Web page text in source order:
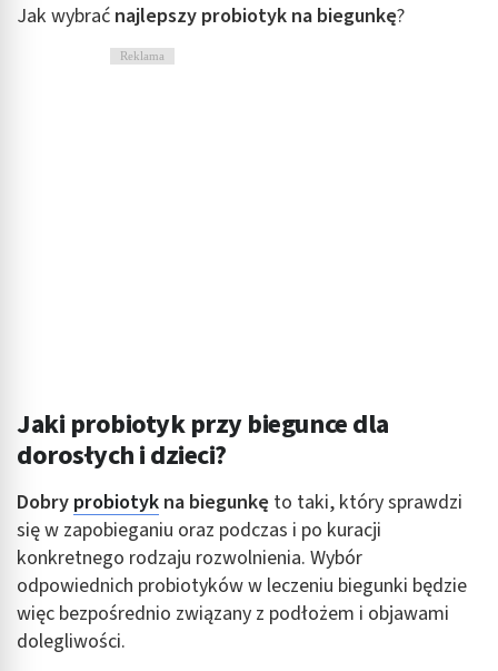
Jak wybrać najlepszy probiotyk na biegunkę?
Reklama
Jaki probiotyk przy biegunce dla
dorosłych i dzieci?
Dobry probiotyk na biegunkę to taki, który sprawdzi
się w zapobieganiu oraz podczas i po kuracji
konkretnego rodzaju rozwolnienia. Wybór
odpowiednich probiotyków w leczeniu biegunki będzie
więc bezpośrednio związany z podłożem i objawami
dolegliwości.